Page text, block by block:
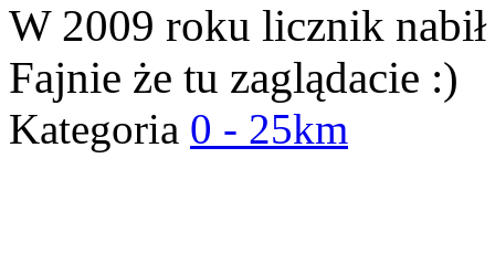
W 2009 roku licznik
Fajnie że tu zaglądacie :)
Kategoria 0 - 25km